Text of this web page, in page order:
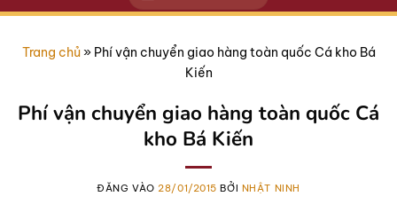
Trang chủ» Phí vận chuyển giao hàng toàn quốc Cá kho Bá
Kiến
Phí vận chuyển giao hàng toàn quốc Cá
kho Bá Kiến
ĐĂNG VÀO 28/01/2015 BỞI NHẬT NINH